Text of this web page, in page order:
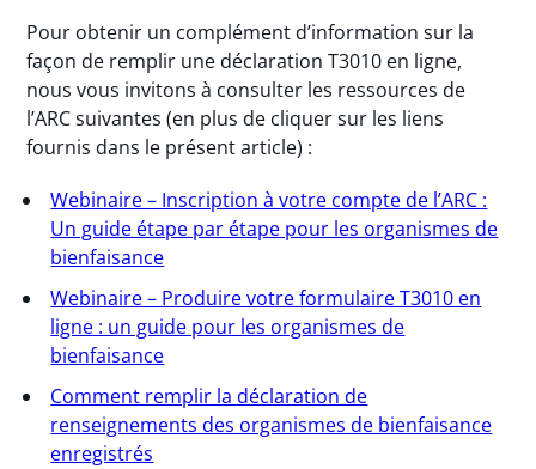
Pour obtenir un complément d’information sur la
façon de remplir une déclaration T3010 en ligne,
nous vous invitons à consulter les ressources de
l’ARC suivantes (en plus de cliquer sur les liens
fournis dans le présent article) :
Webinaire – Inscription à votre compte de l’ARC :
Un guide étape par étape pour les organismes de
bienfaisance
Webinaire – Produire votre formulaire T3010 en
ligne : un guide pour les organismes de
bienfaisance
Comment remplir la déclaration de
renseignements des organismes de bienfaisance
enregistrés